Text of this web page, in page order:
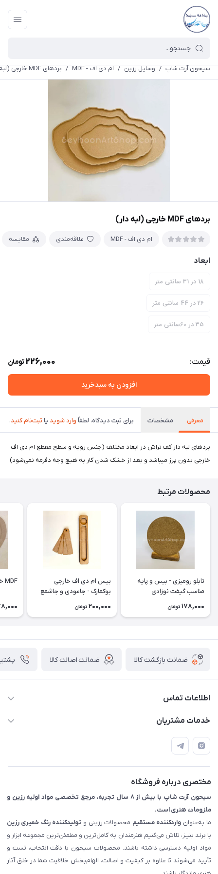
سیحون آرت شاپ / وسایل رزین / ام دی اف - MDF / بردهای MDF خارجی (لبه دار)
بردهای MDF خارجی (لبه دار)
ام دی اف - MDF علاقه‌مندی مقایسه
ابعاد
18 در 31 سانتی متر
26 در 44 سانتی متر
35 در 60سانتی متر
قیمت: 226,000تومان
افزودن به سبدخرید
معرفی مشخصات برای ثبت دیدگاه، لطفاً وارد شوید یا ثبت‌نام کنید.
بردهای لبه دار کف تراش در ابعاد مختلف (جنس رویه و سطح مقطع ام دی اف
خارجی بدون پرز میباشد و بعد از خشک شدن کار به هیچ وجه دفرمه نمی‌شود)
محصولات مرتبط
تابلو رومیزی - بیس و پایه
مناسب گیفت نوزادی
178,000 تومان
بیس ام دی اف خارجی
بوکمارک - جاعودی و جاشمع
200,000 تومان
MDF خارجی طرح قلب
ضمانت بازگشت کالا ضمانت اصالت کالا
اطلاعات تماس
خدمات مشتریان
📝 قوانین و مقررات
📖 راهنما
مختصری درباره فروشگاه
سیحون آرت شاپ با بیش از ۸ سال تجربه، مرجع تخصصی مواد اولیه رزین و
ملزومات هنری است.
ما به‌عنوان واردکننده مستقیم محصولات رزینی و تولیدکننده رنگ خمیری رزین
با برند بنیـز، تلاش می‌کنیم هنرمندان به کامل‌ترین و مطمئن‌ترین مجموعه ابزار و
مواد اولیه دسترسی داشته باشند. محصولات سیحون با دقت انتخاب، تست و
تأیید می‌شوند تا علاوه بر کیفیت و اصالت، الهام‌بخش خلاقیت شما در خلق آثار